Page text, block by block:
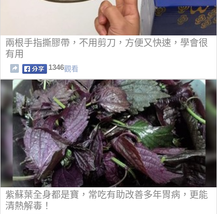
兩根手指撕膠帶，不用剪刀，方便又快速，學會很
有用
1346觀看
紫蘇葉全身都是寶，常吃有助改善多年胃病，更能
清熱解毒！